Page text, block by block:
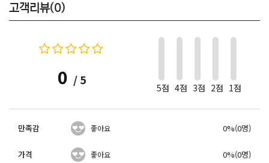
고객리뷰(0)
0 / 5
5점 4점 3점 2점 1점
만족감 좋아요 0%(0명)
가격 좋아요 0%(0명)